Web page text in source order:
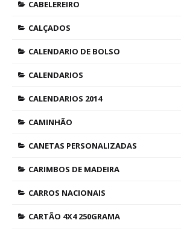
CABELEREIRO
CALÇADOS
CALENDARIO DE BOLSO
CALENDARIOS
CALENDARIOS 2014
CAMINHÃO
CANETAS PERSONALIZADAS
CARIMBOS DE MADEIRA
CARROS NACIONAIS
CARTÃO 4X4 250GRAMA